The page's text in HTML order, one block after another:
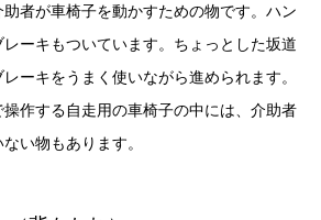
者が車椅子を動かすための物です。ハン
レーキもついています。ちょっとした坂道
ーキをうまく使いながら進められます。
作する自走用の車椅子の中には、介助者
い物もあります。